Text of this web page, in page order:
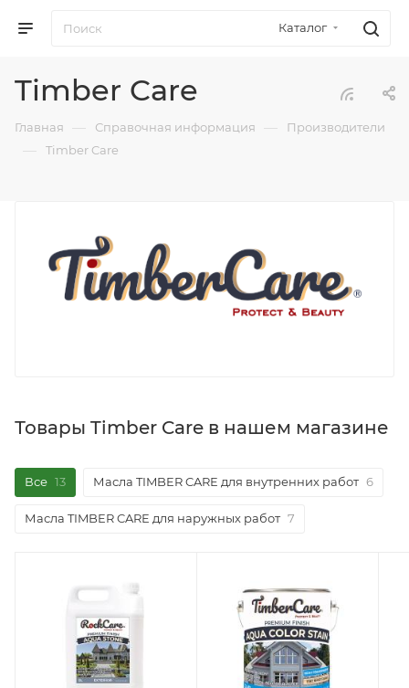
Каталог
Timber Care
Главная — Справочная информация — Производители
— Timber Care
Товары Timber Care в нашем магазине
Все 13 Масла TIMBER CARE для внутренних работ 6
Масла TIMBER CARE для наружных работ 7